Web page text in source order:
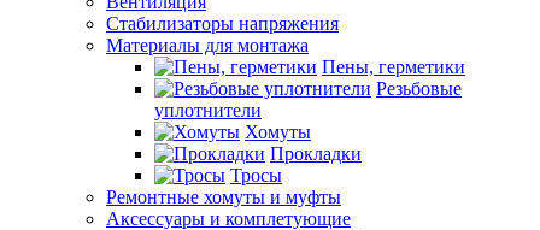
Стабилизаторы напряжения
Материалы для монтажа
Пены, герметики
Резьбовые
уплотнители
Хомуты
Прокладки
Тросы
Ремонтные хомуты и муфты
Аксессуары и комплетующие